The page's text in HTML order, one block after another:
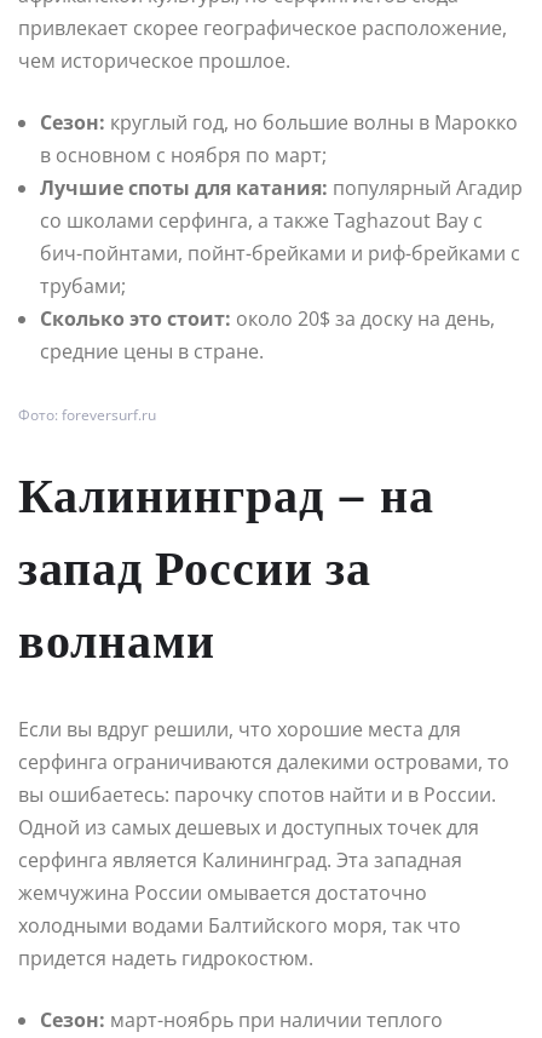
привлекает скорее географическое расположение,
чем историческое прошлое.
Сезон: круглый год, но большие волны в Марокко
в основном с ноября по март;
Лучшие споты для катания: популярный Агадир
со школами серфинга, а также Taghazout Bay с
бич-пойнтами, пойнт-брейками и риф-брейками с
трубами;
Сколько это стоит: около 20$ за доску на день,
средние цены в стране.
Фото: foreversurf.ru
Калининград – на
запад России за
волнами
Если вы вдруг решили, что хорошие места для
серфинга ограничиваются далекими островами, то
вы ошибаетесь: парочку спотов найти и в России.
Одной из самых дешевых и доступных точек для
серфинга является Калининград. Эта западная
жемчужина России омывается достаточно
холодными водами Балтийского моря, так что
придется надеть гидрокостюм.
Сезон: март-ноябрь при наличии теплого